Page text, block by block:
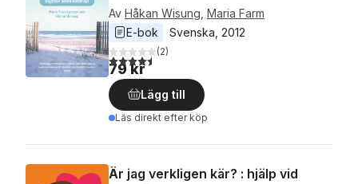
Av Håkan Wisung Maria Farm
E-bok
Svenska 2012
4,5utav 5 stjärnor. Totalt antal röster:
(2)
79 kr
Lägg till
Läs direkt efter köp
Är jag verkligen kär? : hjälp vid